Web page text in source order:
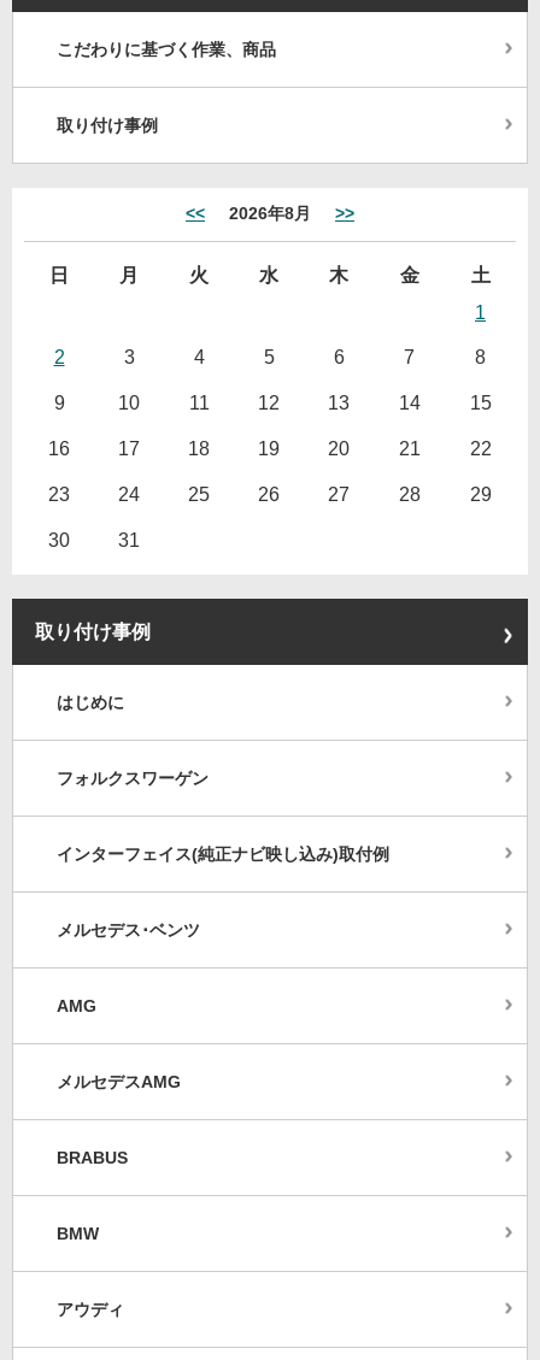
こだわりに基づく作業、商品
取り付け事例
<< 2026年8月 >>
日 月 火 水 木 金
土
1
2 3 4 5 6 7 8
9 10 11 12 13 14 15
16 17 18 19 20 21 22
23 24 25 26 27 28 29
30 31
取り付け事例
はじめに
フォルクスワーゲン
インターフェイス(純正ナビ映し込み)取付例
メルセデス･ベンツ
AMG
メルセデスAMG
BRABUS
BMW
アウディ